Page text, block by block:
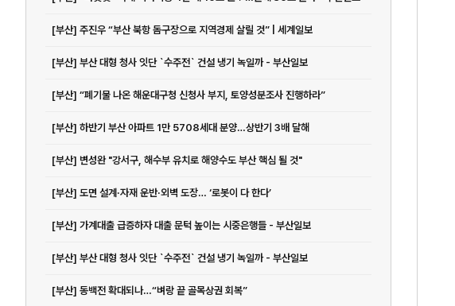
[부산] 주진우 “부산 북항 돔구장으로 지역경제 살릴 것” | 세계일보
[부산] 부산 대형 청사 잇단 `수주전` 건설 냉기 녹일까 - 부산일보
[부산] “폐기물 나온 해운대구청 신청사 부지, 토양성분조사 진행하라”
[부산] 하반기 부산 아파트 1만 5708세대 분양…상반기 3배 달해
[부산] 변성완 "강서구, 해수부 유치로 해양수도 부산 핵심 될 것"
[부산] 도면 설계·자재 운반·외벽 도장… ‘로봇이 다 한다’
[부산] 가계대출 급증하자 대출 문턱 높이는 시중은행들 - 부산일보
[부산] 부산 대형 청사 잇단 `수주전` 건설 냉기 녹일까 - 부산일보
[부산] 동백전 확대되나…“벼랑 끝 골목상권 회복”